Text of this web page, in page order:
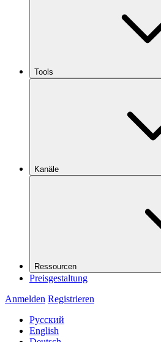
Tools
Kanäle
Ressourcen
Preisgestaltung
Anmelden Registrieren
Русский
English